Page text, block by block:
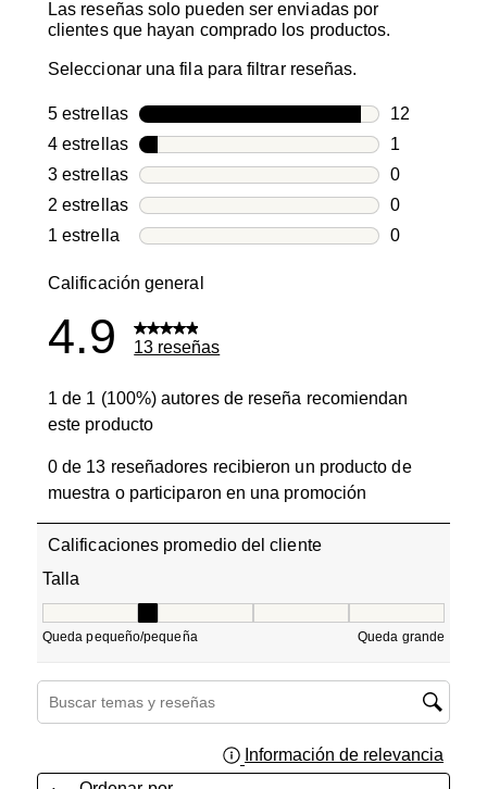
Las reseñas solo pueden ser enviadas por
clientes que hayan comprado los productos.
Seleccionar una fila para filtrar reseñas.
5 estrellasestrellas
12
12 reseñas
4 estrellasestrellas
1
1 reseña
3 estrellasestrellas
0
0 reseñas
2 estrellasestrellas
0
0 reseñas
1 estrellaestrellas
0
Calificación general
4.9 13 reseñas
1 de 1 (100%) autores de reseña recomiendan
este producto
0 de 13 reseñadores recibieron un producto de
muestra o participaron en una promoción
Calificaciones promedio del cliente
Talla
Queda pequeño/pequeña Queda grande
Región de búsqueda de temas y reseñas
Información de relevancia